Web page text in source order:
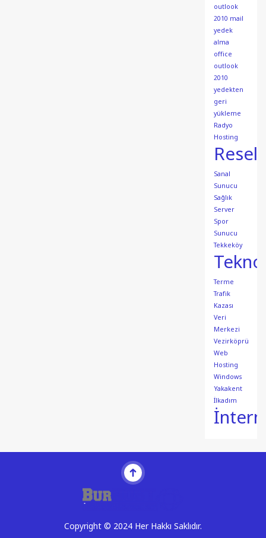
outlook
2010 mail
yedek
alma
office
outlook
2010
yedekten
geri
yükleme
Radyo
Hosting
Sanal
Sunucu
Sağlık
Server
Spor
Sunucu
Tekkeköy
Terme
Trafik
Kazası
Veri
Merkezi
Vezirköprü
Web
Hosting
Windows
Yakakent
İlkadım
Copyright © 2024 Her Hakkı Saklıdır.